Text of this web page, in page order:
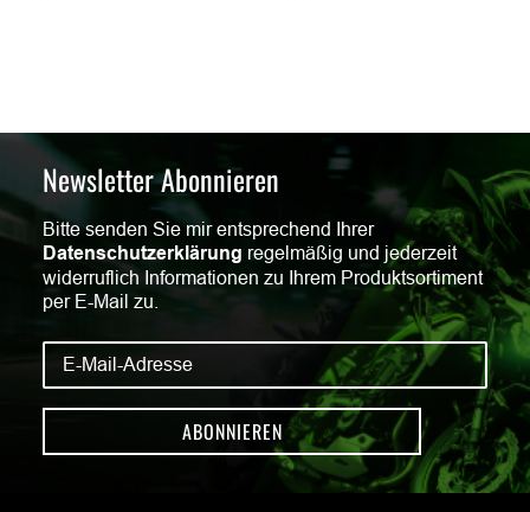
Newsletter Abonnieren
Bitte senden Sie mir entsprechend Ihrer
Datenschutzerklärung regelmäßig und jederzeit
widerruflich Informationen zu Ihrem Produktsortiment
per E-Mail zu.
ABONNIEREN